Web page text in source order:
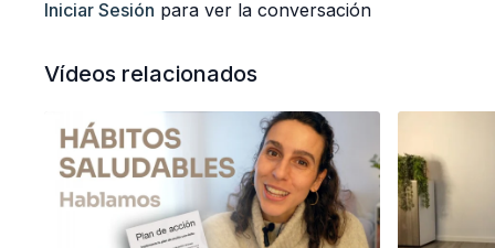
Iniciar Sesión para ver la conversación
Vídeos relacionados